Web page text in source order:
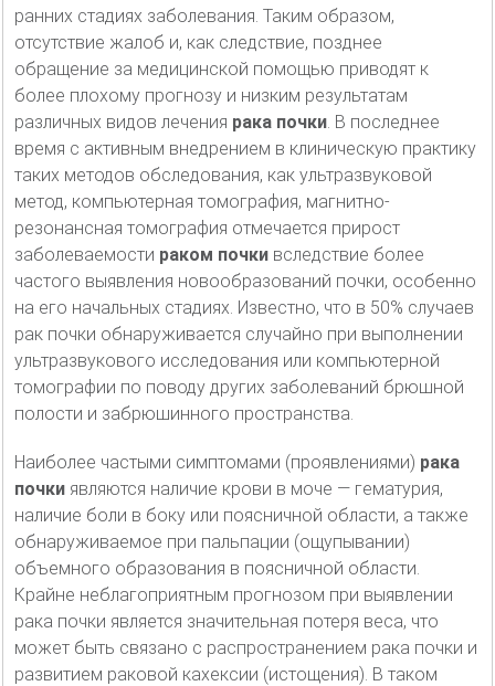
ранних стадиях заболевания. Таким образом,
отсутствие жалоб и, как следствие, позднее
обращение за медицинской помощью приводят к
более плохому прогнозу и низким результатам
различных видов лечения рака почки . В последнее
время с активным внедрением в клиническую практику
таких методов обследования, как ультразвуковой
метод, компьютерная томография, магнитно-
резонансная томография отмечается прирост
заболеваемости раком почки вследствие более
частого выявления новообразований почки, особенно
на его начальных стадиях. Известно, что в 50% случаев
рак почки обнаруживается случайно при выполнении
ультразвукового исследования или компьютерной
томографии по поводу других заболеваний брюшной
полости и забрюшинного пространства.
Наиболее частыми симптомами (проявлениями) рака
почки являются наличие крови в моче — гематурия,
наличие боли в боку или поясничной области, а также
обнаруживаемое при пальпации (ощупывании)
объемного образования в поясничной области.
Крайне неблагоприятным прогнозом при выявлении
рака почки является значительная потеря веса, что
может быть связано с распространением рака почки и
развитием раковой кахексии (истощения). В таком